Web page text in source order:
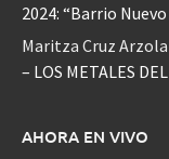
2024: “Barrio
Maritza Cruz Arzola
– LOS METALES
AHORA EN VIVO